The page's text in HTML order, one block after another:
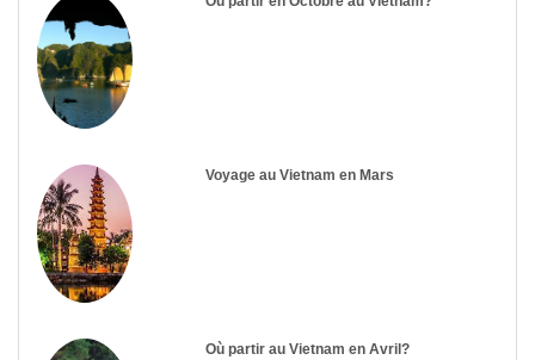
Voyage au Vietnam en Mars
Où partir au Vietnam en Avril?